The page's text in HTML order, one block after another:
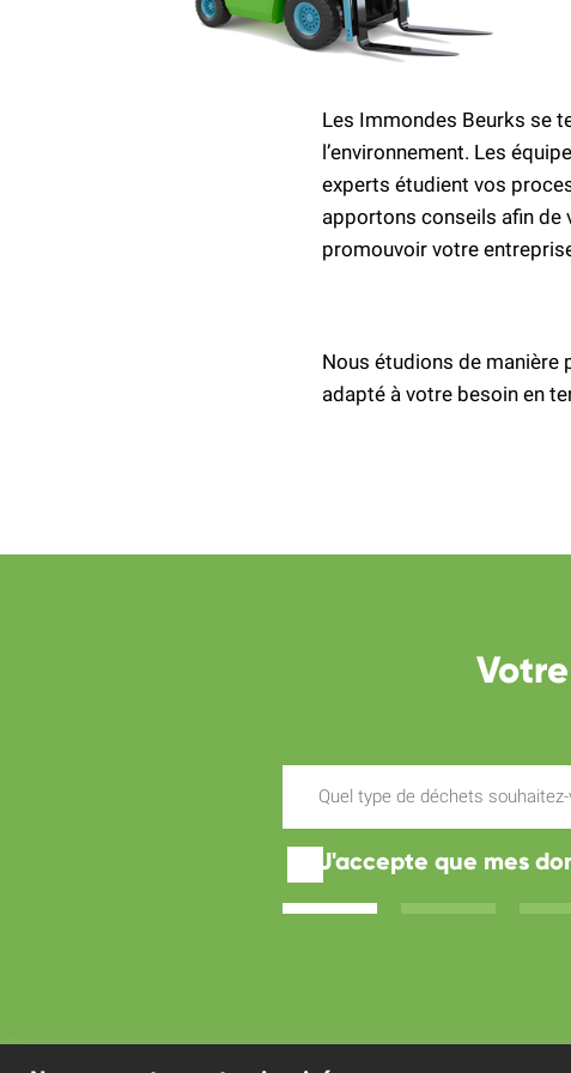
Les Immondes Beurks se
l’environnement. Les
experts étudient vos
apportons conseils afin de
promouvoir votre
Nous étudions de
adapté à votre besoin en
J'accepte que mes